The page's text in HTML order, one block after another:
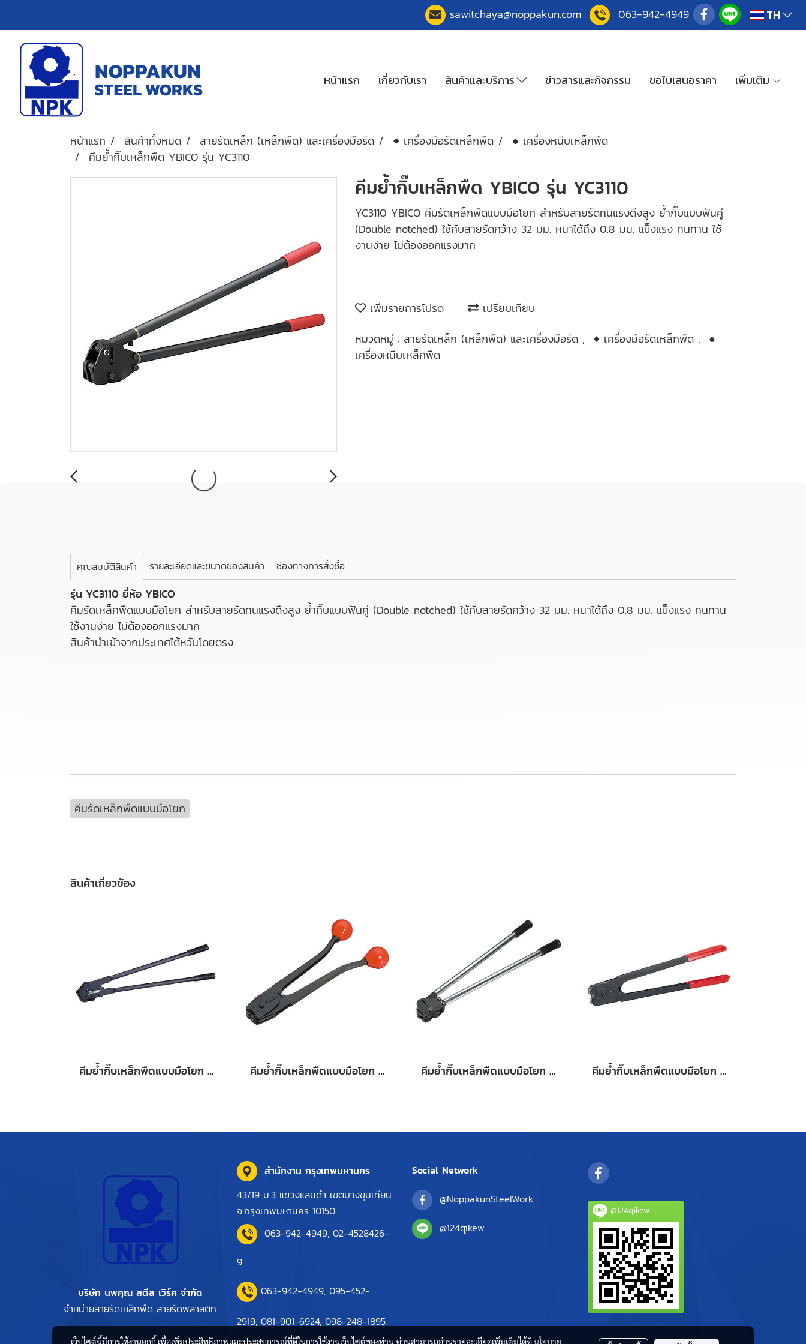
sawitchaya@noppakun.com 063-942-4949 TH
หน้าแรก เกี่ยวกับเรา สินค้าและบริการ ข่าวสารและกิจกรรม ขอใบเสนอราคา เพิ่มเติม
หน้าแรก สินค้าทั้งหมด สายรัดเหล็ก (เหล็กพืด) และเครื่องมือรัด ◆ เครื่องมือรัดเหล็กพืด
● เครื่องหนีบเหล็กพืด
คีมย้ำกิ๊บเหล็กพืด YBICO รุ่น YC3110
คีมย้ำกิ๊บเหล็กพืด YBICO รุ่น YC3110
YC3110 YBICO คีมรัดเหล็กพืดแบบมือโยก สำหรับสายรัดทนแรงดึงสูง ย้ำกิ๊บแบบฟันคู่
(Double notched) ใช้กับสายรัดกว้าง 32 มม. หนาได้ถึง 0.8 มม. แข็งแรง ทนทาน ใช้
งานง่าย ไม่ต้องออกแรงมาก
เพิ่มรายการโปรด
เปรียบเทียบ
หมวดหมู่ : สายรัดเหล็ก (เหล็กพืด) และเครื่องมือรัด , ◆ เครื่องมือรัดเหล็กพืด , ●
เครื่องหนีบเหล็กพืด
คุณสมบัติสินค้า รายละเอียดและขนาดของสินค้า ช่องทางการสั่งซื้อ
รุ่น YC3110 ยี่ห้อ YBICO
คีมรัดเหล็กพืดแบบมือโยก สำหรับสายรัดทนแรงดึงสูง ย้ำกิ๊บแบบฟันคู่ (Double notched) ใช้กับสายรัดกว้าง 32 มม. หนาได้ถึง 0.8 มม. แข็งแรง ทนทาน
ใช้งานง่าย ไม่ต้องออกแรงมาก
สินค้านำเข้าจากประเทศไต้หวันโดยตรง
คีมรัดเหล็กพืดแบบมือโยก
สินค้าเกี่ยวข้อง
คีมย้ำกิ๊บเหล็กพืดแบบมือโยก YBICO รุ่น C3170 คีมย้ำกิ๊บเหล็กพืดแบบมือโยก YBICO รุ่น C3105 คีมย้ำกิ๊บเหล็กพืดแบบมือโยก YBICO รุ่น C3180 คีมย้ำกิ๊บเหล็กพืดแบบมือโยก YBICO รุ่น C3125
บริษัท นพคุณ สตีล เวิร์ค จำกัด
จำหน่ายสายรัดเหล็กพืด สายรัดพลาสติก
สำนักงาน กรุงเทพมหานคร
43/19 ม.3 แขวงแสมดำ เขตบางขุนเทียน
จ.กรุงเทพมหานคร 10150
063-942-4949, 02-4528426-
9
063-942-4949, 095-452-
2919, 081-901-6924, 098-248-1895
Social Network
@NoppakunSteelWork
@124qikew
@124qikew
เว็บไซต์นี้มีการใช้งานคุกกี้ เพื่อเพิ่มประสิทธิภาพและประสบการณ์ที่ดีในการใช้งานเว็บไซต์ของท่าน ท่านสามารถอ่านรายละเอียดเพิ่มเติมได้ที่นโยบาย